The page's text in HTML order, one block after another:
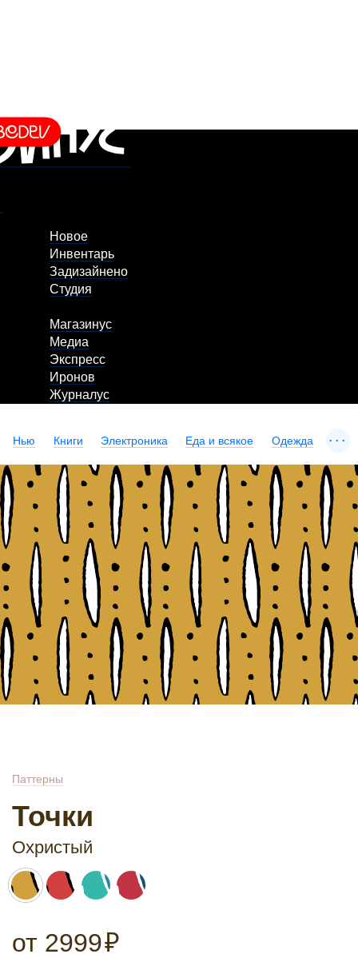
Новое
Инвентарь
Задизайнено
Студия
Магазинус
Медиа
Экспресс
Иронов
Журналус
Нью Книги Электроника Еда и всякое Одежда ...
Паттерны
Точки
Охристый
от 2999₽